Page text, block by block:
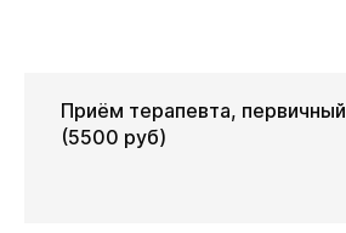
Приём терапевта, первичный
(5500 руб)